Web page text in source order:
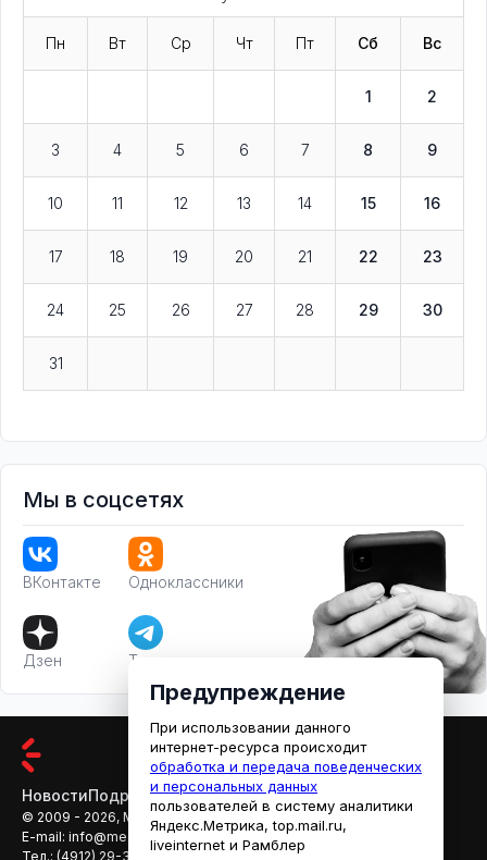
Пн Вт Ср Чт Пт Сб Вс
1 2
3 4 5 6 7 8 9
10 11 12 13 14 15 16
17 18 19 20 21 22 23
24 25 26 27 28 29 30
31
Мы в соцсетях
ВКонтакте Одноклассники
Дзен Телеграм
НовостиПодробностиАфишаКино
© 2009 - 2026, МЕДИАРЯЗАНЬ
E-mail: info@mediaryazan.ru
reklama@mediaryazan.ru
Тел.: (4912) 29-33-66
Предупреждение
При использовании данного
интернет-ресурса происходит
обработка и передача поведенческих
и персональных данных
пользователей в систему аналитики
Яндекс.Метрика, top.mail.ru,
liveinternet и Рамблер